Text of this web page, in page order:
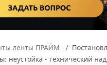
ленты ПРАЙМ
неустойка - технический